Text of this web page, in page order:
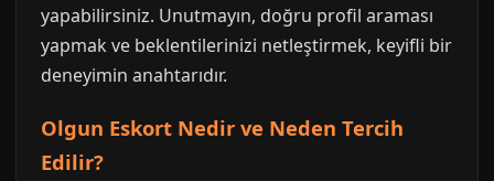
yapabilirsiniz. Unutmayın, doğru profil araması
yapmak ve beklentilerinizi netleştirmek, keyifli bir
deneyimin anahtarıdır.
Olgun Eskort Nedir ve Neden Tercih
Edilir?